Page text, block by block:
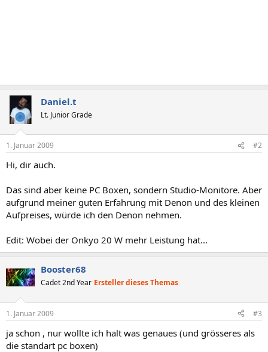
Daniel.t
Lt. Junior Grade
1. Januar 2009 #2
Hi, dir auch.
Das sind aber keine PC Boxen, sondern Studio-Monitore. Aber
aufgrund meiner guten Erfahrung mit Denon und des kleinen
Aufpreises, würde ich den Denon nehmen.
Edit: Wobei der Onkyo 20 W mehr Leistung hat...
Booster68
Cadet 2nd Year Ersteller dieses Themas
1. Januar 2009 #3
ja schon , nur wollte ich halt was genaues (und grösseres als
die standart pc boxen)